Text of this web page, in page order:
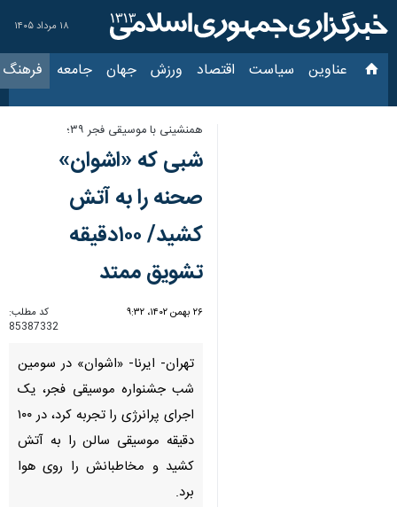
۱۸ مرداد ۱۴۰۵
عناوین‌ سیاست اقتصاد ورزش جهان جامعه فرهنگ
همنشینی با موسیقی فجر ۳۹؛
شبی که «اشوان»
صحنه را به آتش
کشید/ ۱۰۰دقیقه
تشویق ممتد
۲۶ بهمن ۱۴۰۲، ۹:۳۲
کد مطلب:
85387332
تهران- ایرنا- «اشوان» در سومین
شب جشنواره موسیقی فجر، یک
اجرای پرانرژی را تجربه کرد، در ۱۰۰
دقیقه موسیقی سالن را به آتش
کشید و مخاطبانش را روی هوا
برد.